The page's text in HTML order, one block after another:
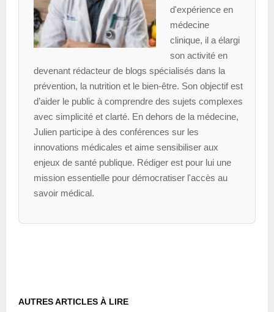
d'expérience en
médecine
clinique, il a élargi
son activité en
devenant rédacteur de blogs spécialisés dans la
prévention, la nutrition et le bien-être. Son objectif est
d’aider le public à comprendre des sujets complexes
avec simplicité et clarté. En dehors de la médecine,
Julien participe à des conférences sur les
innovations médicales et aime sensibiliser aux
enjeux de santé publique. Rédiger est pour lui une
mission essentielle pour démocratiser l'accès au
savoir médical.
AUTRES ARTICLES À LIRE